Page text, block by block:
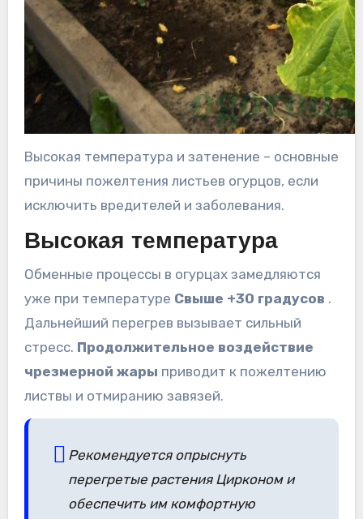
Высокая температура и затенение – основные
причины пожелтения листьев огурцов, если
исключить вредителей и заболевания.
Высокая температура
Обменные процессы в огурцах замедляются
уже при температуре Свыше +30 градусов .
Дальнейший перегрев вызывает сильный
стресс. Продолжительное воздействие
чрезмерной жары приводит к пожелтению
листвы и отмиранию завязей.
Рекомендуется опрыснуть
перегретые растения Цирконом и
обеспечить им комфортную